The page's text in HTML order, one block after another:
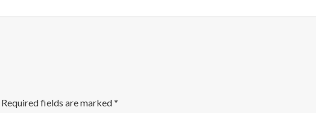
Required fields are marked*